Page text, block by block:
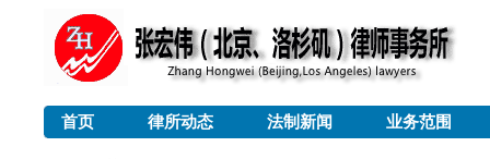
首页 律所动态 法制新闻 业务范围